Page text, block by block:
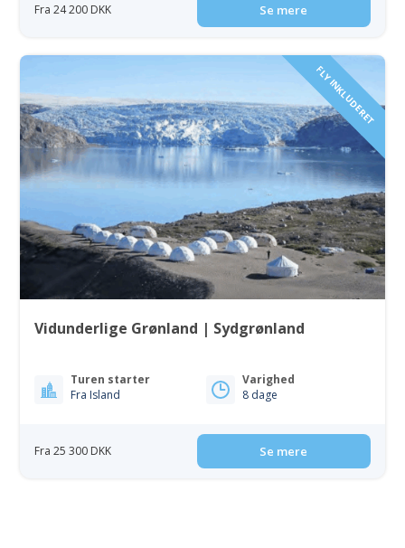
Fra 24 200 DKK Se mere
FLY INKLUDERET
Vidunderlige Grønland | Sydgrønland
Turen starter
Fra Island
Varighed
8 dage
Fra 25 300 DKK Se mere